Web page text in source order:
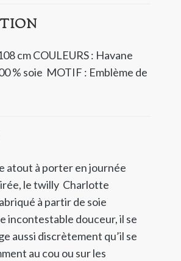
cmCOULEURS : Havane
% soie MOTIF : Emblème de
atout à porter en journée
le twilly Charlotte
à partir de soie
incontestable douceur, il se
aussi discrètement qu’il se
au cou ou sur les